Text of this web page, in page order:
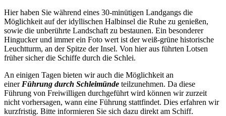
Hier haben Sie während eines 30-minütigen Landgangs die
Möglichkeit auf der idyllischen Halbinsel die Ruhe zu genießen,
sowie die unberührte Landschaft zu bestaunen. Ein besonderer
Hingucker und immer ein Foto wert ist der weiß-grüne historische
Leuchtturm, an der Spitze der Insel. Von hier aus führten Lotsen
früher sicher die Schiffe durch die Schlei.
An einigen Tagen bieten wir auch die Möglichkeit an
einer Führung durch Schleimünde teilzunehmen. Da diese
Führung von Freiwilligen durchgeführt wird können wir zurzeit
nicht vorhersagen, wann eine Führung stattfindet. Dies erfahren wir
kurzfristig. Bitte informieren Sie sich dazu direkt am Schiff.